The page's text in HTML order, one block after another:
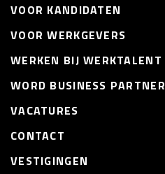
VOOR KANDIDATEN
VOOR WERKGEVERS
WERKEN BIJ WERKTALENT
WORD BUSINESS PARTNER
VACATURES
CONTACT
VESTIGINGEN